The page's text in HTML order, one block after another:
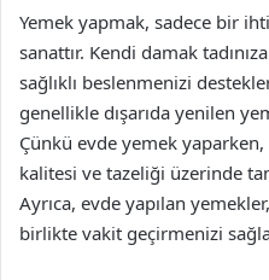
Yemek yapmak, sadece bir
sanattır. Kendi damak
sağlıklı beslenmenizi
genellikle dışarıda yenilen
Çünkü evde yemek
kalitesi ve tazeliği üzerinde
Ayrıca, evde yapılan
birlikte vakit geçirmenizi